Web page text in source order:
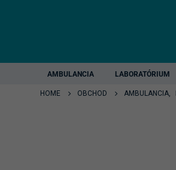
AMBULANCIA LABORATÓRIUM
HOME OBCHOD AMBULANCIA,